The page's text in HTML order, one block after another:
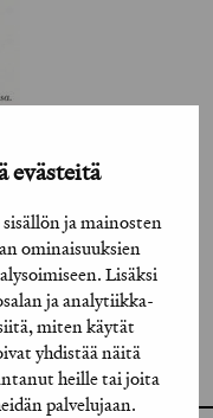
evästeitä
ja mainosten
ominaisuuksien
Lisäksi
ja analytiikka-
miten käytät
yhdistää näitä
heille tai joita
palvelujaan.